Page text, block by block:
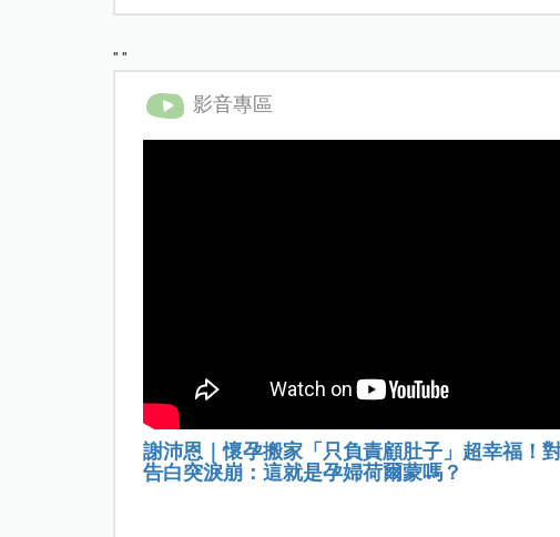
" "
影音專區
謝沛恩｜懷孕搬家「只負責顧肚子」超幸福！
告白突淚崩：這就是孕婦荷爾蒙嗎？